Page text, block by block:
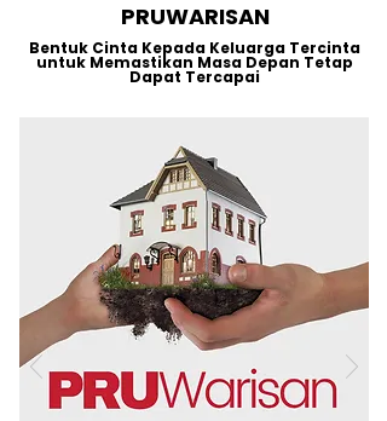
PRUWARISAN
Bentuk Cinta Kepada Keluarga Tercinta
untuk Memastikan Masa Depan Tetap
Dapat Tercapai